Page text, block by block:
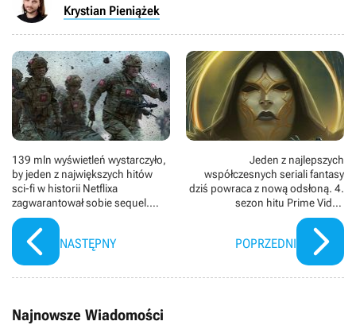
Krystian Pieniążek
139 mln wyświetleń wystarczyło,
by jeden z największych hitów
sci-fi w historii Netflixa
zagwarantował sobie sequel.
Thriller akcji właśnie wszedł do
top 10 wszech czasów
NASTĘPNY
Jeden z najlepszych
współczesnych seriali fantasy
dziś powraca z nową odsłoną. 4.
sezon hitu Prime Video
zadebiutował ze 100% na Rotten
Tomatoes
POPRZEDNI
Najnowsze Wiadomości